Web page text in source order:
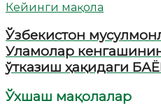
Кейинги мақола
Ўзбекистон
Уламолар
ўтказиш ҳақидаги
Ўхшаш мақолалар